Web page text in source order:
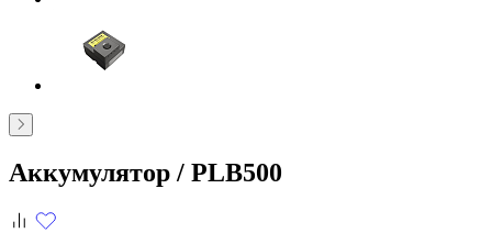
Аккумулятор / PLB500